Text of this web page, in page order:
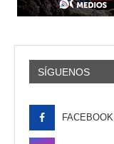
SÍGUENOS
FACEBOOK